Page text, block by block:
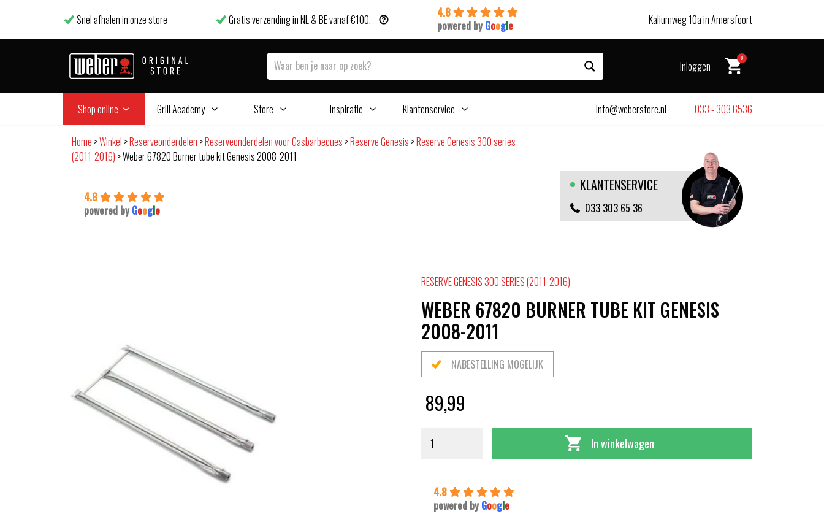
Snel afhalen in onze store Gratis verzending in NL & BE vanaf €100,-
4.8
powered by Google Kaliumweg 10a in Amersfoort
Inloggen
0
Shop online Grill Academy Store Inspiratie Klantenservice info@weberstore.nl 033 - 303 6536
Home >Winkel >Reserveonderdelen >Reserveonderdelen voor Gasbarbecues >Reserve Genesis >Reserve Genesis 300 series
(2011-2016) >Weber 67820 Burner tube kit Genesis 2008-2011
4.8
powered by Google
KLANTENSERVICE
033 303 65 36
RESERVE GENESIS 300 SERIES (2011-2016)
WEBER 67820 BURNER TUBE KIT GENESIS
2008-2011
NABESTELLING MOGELIJK
89,99
In winkelwagen
4.8
powered by Google